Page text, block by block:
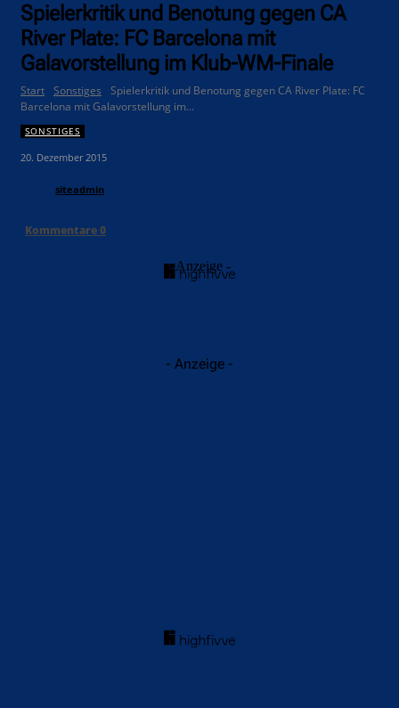
Spielerkritik und Benotung gegen CA
River Plate: FC Barcelona mit
Galavorstellung im Klub-WM-Finale
Start Sonstiges
Spielerkritik und Benotung gegen CA River Plate: FC
Barcelona mit Galavorstellung im...
SONSTIGES
20. Dezember 2015
siteadmin
Kommentare0
- Anzeige -
- Anzeige -